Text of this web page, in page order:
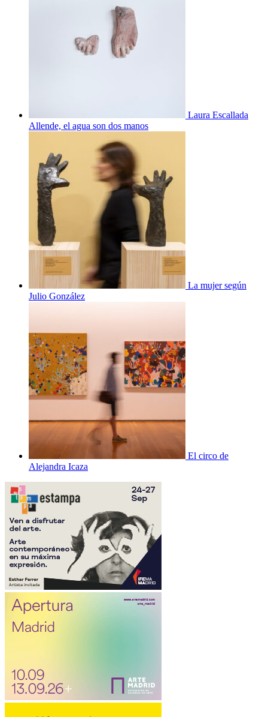
Laura Escallada
Allende, el agua son dos manos
La mujer según
Julio González
El circo de
Alejandra Icaza